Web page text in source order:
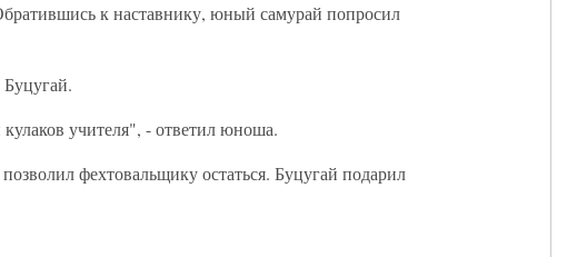
к наставнику, юный самурай попросил
учителя", - ответил юноша.
фехтовальщику остаться. Буцугай подарил